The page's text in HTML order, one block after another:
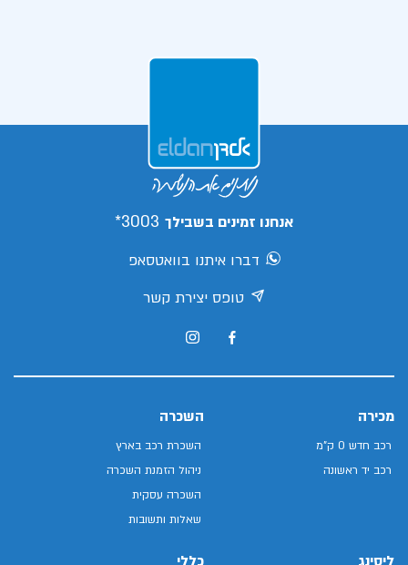
אנחנו זמינים בשבילך 3003*
דברו איתנו בוואטסאפ
טופס יצירת קשר
מכירה
רכב חדש 0 ק"מ
רכב יד ראשונה
השכרה
השכרת רכב בארץ
ניהול הזמנת השכרה
השכרה עסקית
שאלות ותשובות
ליסינג כללי